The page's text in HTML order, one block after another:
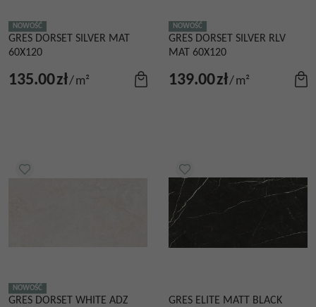
NOWOŚĆ
GRES DORSET SILVER MAT
60X120
135.00zł/m²
NOWOŚĆ
GRES DORSET SILVER RLV
MAT 60X120
139.00zł/m²
NOWOŚĆ
GRES DORSET WHITE ADZ
GRES ELITE MATT BLACK